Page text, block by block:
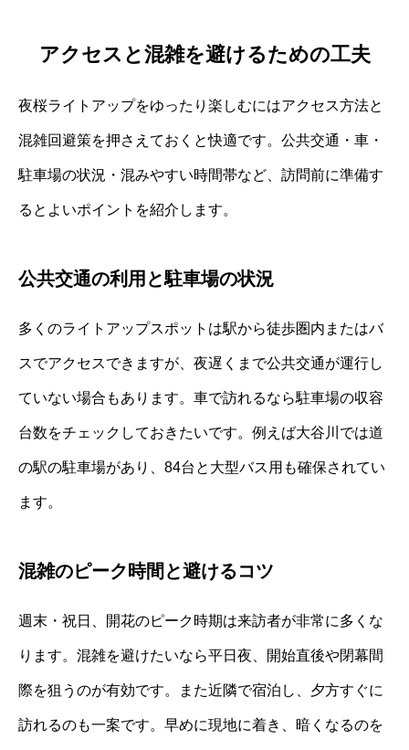
アクセスと混雑を避けるための工夫
夜桜ライトアップをゆったり楽しむにはアクセス方法と
混雑回避策を押さえておくと快適です。公共交通・車・
駐車場の状況・混みやすい時間帯など、訪問前に準備す
るとよいポイントを紹介します。
公共交通の利用と駐車場の状況
多くのライトアップスポットは駅から徒歩圏内またはバ
スでアクセスできますが、夜遅くまで公共交通が運行し
ていない場合もあります。車で訪れるなら駐車場の収容
台数をチェックしておきたいです。例えば大谷川では道
の駅の駐車場があり、84台と大型バス用も確保されてい
ます。
混雑のピーク時間と避けるコツ
週末・祝日、開花のピーク時期は来訪者が非常に多くな
ります。混雑を避けたいなら平日夜、開始直後や閉幕間
際を狙うのが有効です。また近隣で宿泊し、夕方すぐに
訪れるのも一案です。早めに現地に着き、暗くなるのを